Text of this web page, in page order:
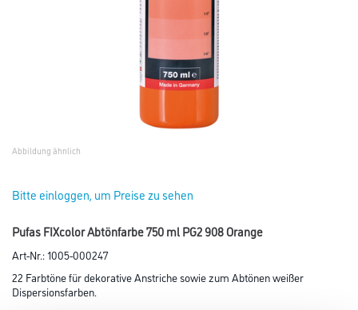
Abbildung ähnlich
Bitte einloggen, um Preise zu sehen
Pufas FIXcolor Abtönfarbe 750 ml PG2 908 Orange
Art-Nr.:1005-000247
22 Farbtöne für dekorative Anstriche sowie zum Abtönen weißer
Dispersionsfarben.